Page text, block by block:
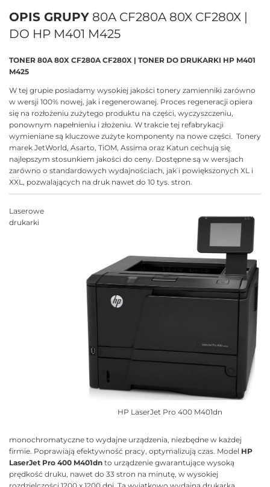
OPIS GRUPY 80A CF280A 80X CF280X |
DO HP M401 M425
TONER 80A 80X CF280A CF280X | TONER DO DRUKARKI HP M401
M425
W tej grupie posiadamy wysokiej jakości tonery zamienniki zarówno
w wersji 100% nowej, jak i regenerowanej. Proces regeneracji opiera
się na rozłożeniu zużytego produktu na części, wyczyszczeniu,
ponownym napełnieniu i złożeniu. W trakcie tej refabrykacji
wymieniane są kluczowe zużyte komponenty na nowe części. Tonery
marek JetWorld, Asarto, TiOM, Assima oraz Katun cechują się
najlepszym stosunkiem jakości do ceny. Dostępne są w wersjach
zarówno o standardowych wydajnościach, jak i powiększonych XL i
XXL, pozwalających na druk nawet do 10 tys. stron.
HP LaserJet Pro 400 M401dn
Laserowe
drukarki
monochromatyczne to wydajne urządzenia, niezbędne w każdej
firmie. Poprawiają efektywność pracy, optymalizują czas. Model HP
LaserJet Pro 400 M401dn to urządzenie gwarantujące wysoką
prędkość druku, nawet do 33 stron na minutę, w wysokiej